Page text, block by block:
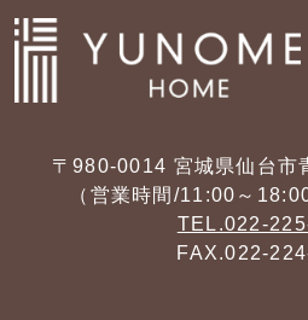
〒980-0014 宮城県仙台市
（営業時間/11:00～
TEL.022-
FAX.022-